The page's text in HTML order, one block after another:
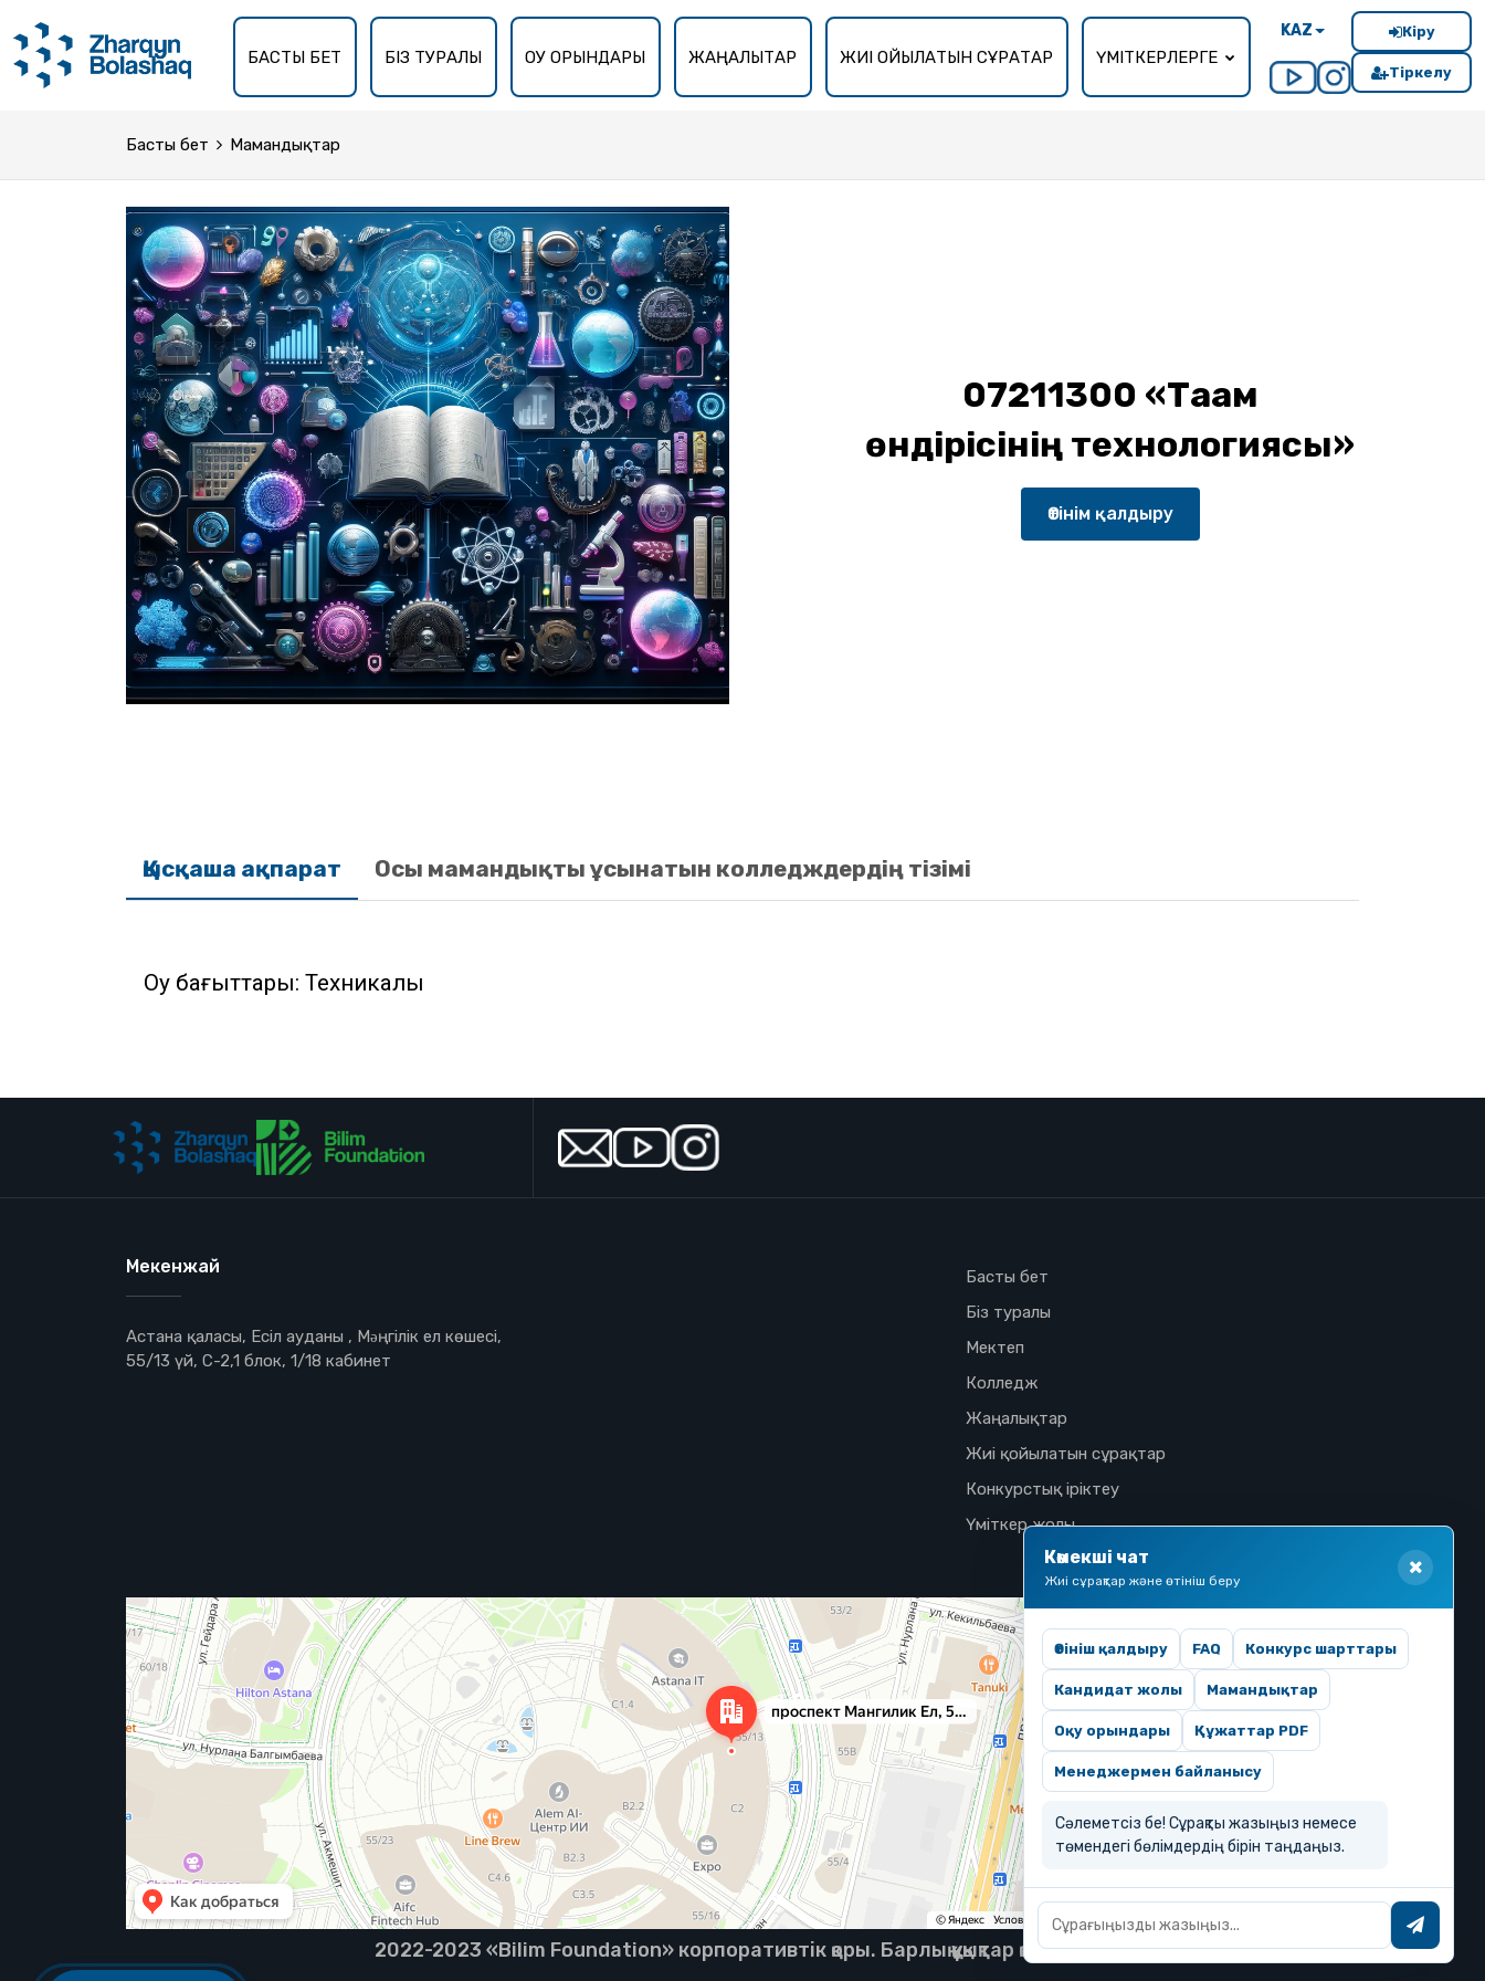
KAZ Кіру
Тіркелу
БАСТЫ БЕТ БІЗ ТУРАЛЫ ОҚУ ОРЫНДАРЫ ЖАҢАЛЫҚТАР ЖИІ ҚОЙЫЛАТЫН СҰРАҚТАР ҮМІТКЕРЛЕРГЕ
Басты бет Мамандықтар
07211300 «Тағам
өндірісінің технологиясы»
Өтінім қалдыру
Қысқаша ақпарат Осы мамандықты ұсынатын колледждердің тізімі
Оқу бағыттары: Техникалық
Мекенжай
Астана қаласы, Есіл ауданы , Мəңгілік ел көшесі,
55/13 үй, С-2,1 блок, 1/18 кабинет
Басты бет
Біз туралы
Мектеп
Колледж
Жаңалықтар
Жиі қойылатын сұрақтар
Конкурстық іріктеу
Үміткер жолы
2022-2023 «Bilim Foundation» корпоративтік қоры. Барлық құқықтар қорғалған
Көмекші чат
Жиі сұрақтар және өтініш беру
Өтініш қалдыру FAQ Конкурс шарттары
Кандидат жолы Мамандықтар
Оқу орындары Құжаттар PDF
Менеджермен байланысу
Сәлеметсіз бе! Сұрақты жазыңыз немесе
төмендегі бөлімдердің бірін таңдаңыз.